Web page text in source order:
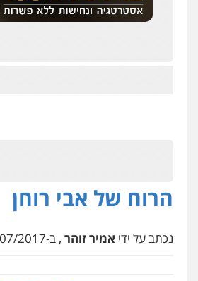
הרוח של אבי רוחן
נכתב על ידי אמיר זוהר , ב-03/07/2017 09:32